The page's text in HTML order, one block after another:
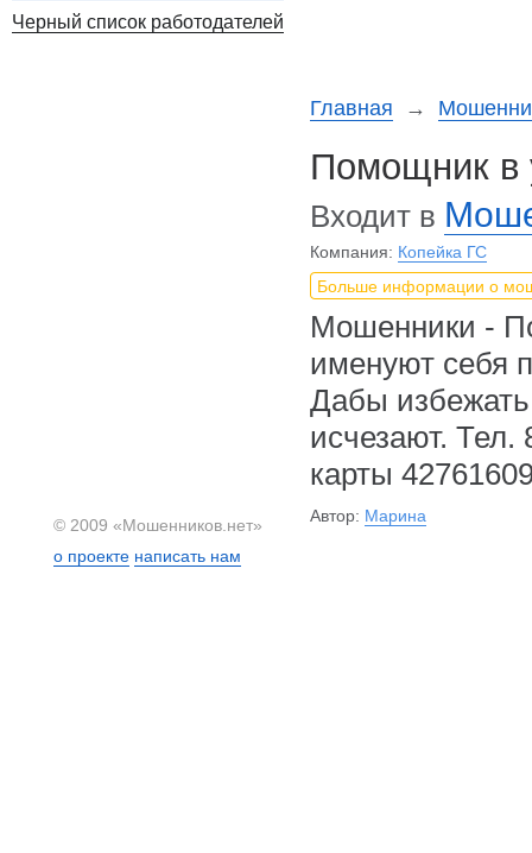
Главная →
Помощник в
Входит в
Компания: Копейка ГС
Больше информации о
Мошенники -
именуют себя
Дабы избежать
исчезают.
карты
Автор: Марина
Черный список работодателей
© 2009 «Мошенников.нет»
о проекте написать нам